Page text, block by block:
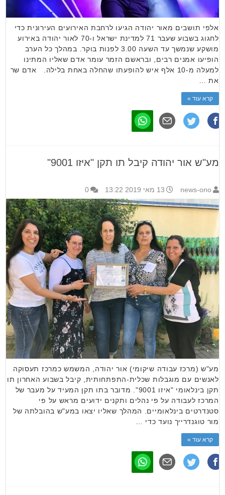
אלפי תושבים מאור יהודה הגיעו לרחבת האירועים העירונית כדי
לחגוג בשבוע שעבר 71 למדינת ישראל ו-70 לאור יהודה באירוע
מושקע שנמשך עד השעה 3.00 לפנות בוקר. במהלך כל הערב
הופיעו אמנים רבים, ובראשם הזמר עומר אדם שאליו המתינו
למעלה מ-10 אלף איש להופעתו שהחלה באחת בלילה. אדם שר
את …
קרא עוד »
מע"ש אור יהודה קיבל תו תקן "איזו 9001"
news-ono 13 מאי 2019 13:22 0
מע"ש (מרכז עבודה שיקומי) אור יהודה, המשמש כמרכז תעסוקה
לאנשים עם מוגבלות שכלית-התפתחותית, קיבל בשבוע האחרון תו
תקן בינלאומי "איזו 9001". מדובר בתו תקן המעיד על מעבר של
המרכז לעבודה על פי נהלים ותקנים ידועים מראש על פי
סטנדרטים בינלאומיים. המהלך שאליו יצאו במע"ש בהובלתה של
מור טוגנדרייך נועד כדי …
קרא עוד »